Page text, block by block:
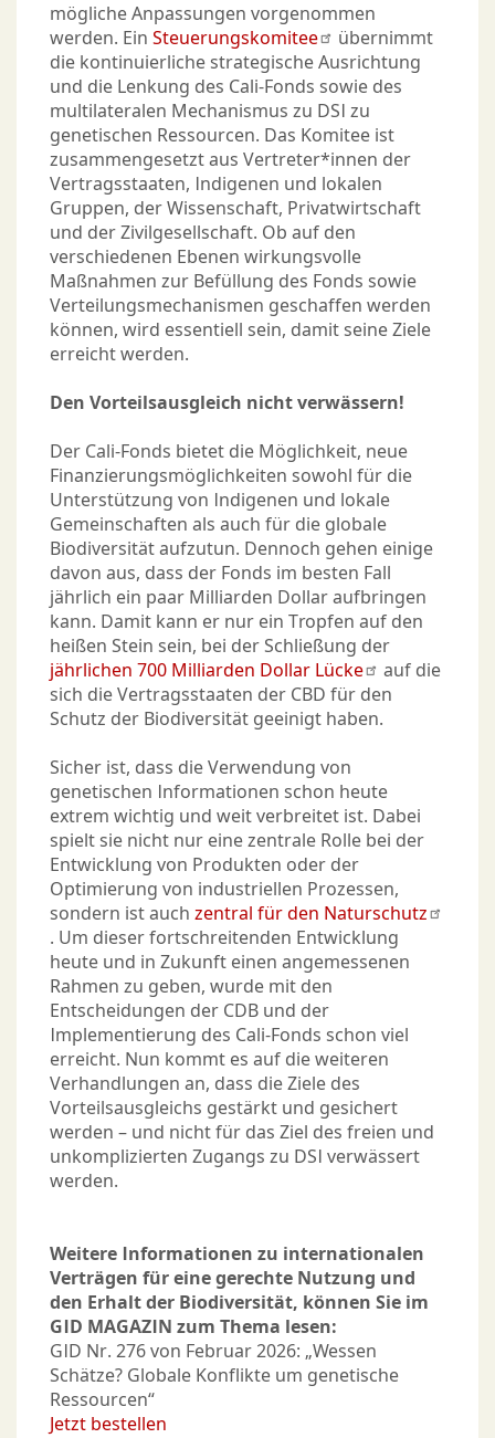
mögliche Anpassungen vorgenommen
werden. Ein Steuerungskomitee
übernimmt
die kontinuierliche strategische Ausrichtung
und die Lenkung des Cali-Fonds sowie des
multilateralen Mechanismus zu DSI zu
genetischen Ressourcen. Das Komitee ist
zusammengesetzt aus Vertreter*innen der
Vertragsstaaten, Indigenen und lokalen
Gruppen, der Wissenschaft, Privatwirtschaft
und der Zivilgesellschaft. Ob auf den
verschiedenen Ebenen wirkungsvolle
Maßnahmen zur Befüllung des Fonds sowie
Verteilungsmechanismen geschaffen werden
können, wird essentiell sein, damit seine Ziele
erreicht werden.
Den Vorteilsausgleich nicht verwässern!
Der Cali-Fonds bietet die Möglichkeit, neue
Finanzierungsmöglichkeiten sowohl für die
Unterstützung von Indigenen und lokale
Gemeinschaften als auch für die globale
Biodiversität aufzutun. Dennoch gehen einige
davon aus, dass der Fonds im besten Fall
jährlich ein paar Milliarden Dollar aufbringen
kann. Damit kann er nur ein Tropfen auf den
heißen Stein sein, bei der Schließung der
jährlichen 700 Milliarden Dollar Lücke
auf die
sich die Vertragsstaaten der CBD für den
Schutz der Biodiversität geeinigt haben.
Sicher ist, dass die Verwendung von
genetischen Informationen schon heute
extrem wichtig und weit verbreitet ist. Dabei
spielt sie nicht nur eine zentrale Rolle bei der
Entwicklung von Produkten oder der
Optimierung von industriellen Prozessen,
sondern ist auch zentral für den Naturschutz
. Um dieser fortschreitenden Entwicklung
heute und in Zukunft einen angemessenen
Rahmen zu geben, wurde mit den
Entscheidungen der CDB und der
Implementierung des Cali-Fonds schon viel
erreicht. Nun kommt es auf die weiteren
Verhandlungen an, dass die Ziele des
Vorteilsausgleichs gestärkt und gesichert
werden – und nicht für das Ziel des freien und
unkomplizierten Zugangs zu DSI verwässert
werden.
Weitere Informationen zu internationalen
Verträgen für eine gerechte Nutzung und
den Erhalt der Biodiversität, können Sie im
GID MAGAZIN zum Thema lesen:
GID Nr. 276 von Februar 2026: „Wessen
Schätze? Globale Konflikte um genetische
Ressourcen“
Jetzt bestellen